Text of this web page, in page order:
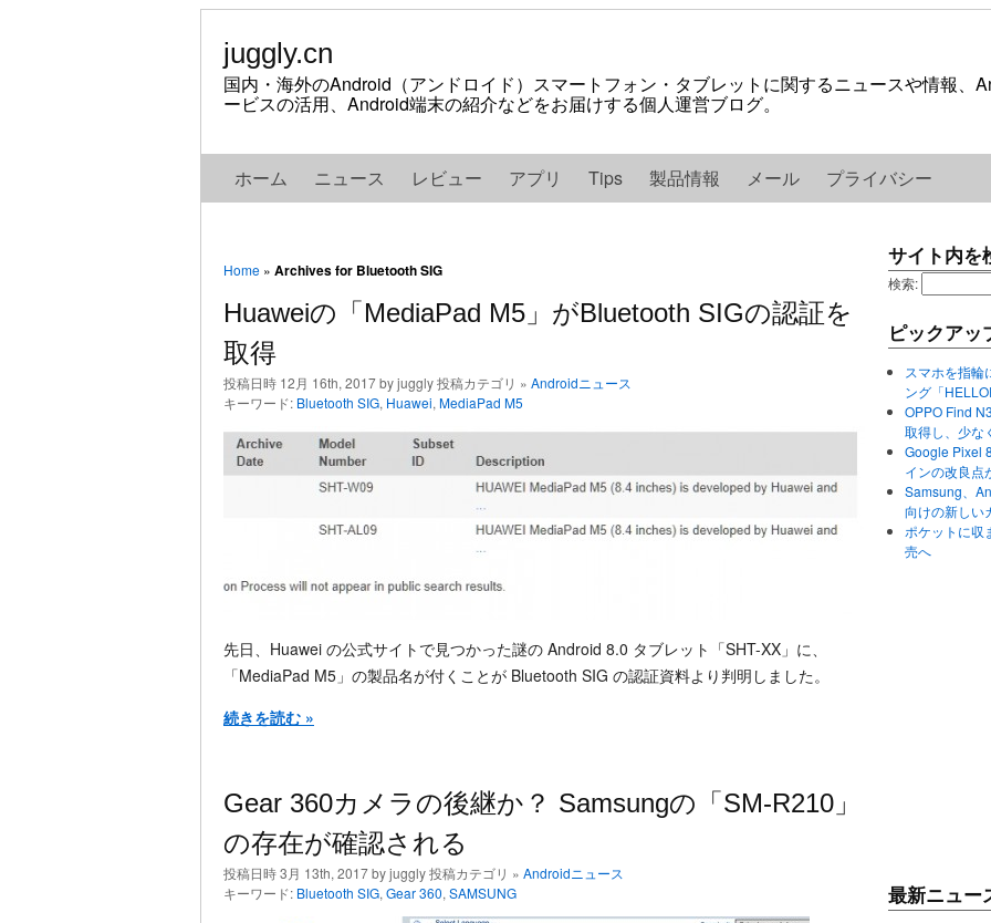
juggly.cn
国内・海外のAndroid（アンドロイド）スマートフォン・タブレットに関するニュースや情報、
ービスの活用、Android端末の紹介などをお届けする個人運営ブログ。
ホーム ニュース レビュー アプリ Tips 製品情報 メール プライバシー
Home » Archives for Bluetooth SIG
Huaweiの「MediaPad M5」がBluetooth SIGの認証を
取得
投稿日時 12月 16th, 2017 by juggly 投稿カテゴリ » Androidニュース
キーワード: Bluetooth SIG, Huawei, MediaPad M5
先日、Huawei の公式サイトで見つかった謎の Android 8.0 タブレット「SHT-XX」に、
「MediaPad M5」の製品名が付くことが Bluetooth SIG の認証資料より判明しました。
続きを読む »
Gear 360カメラの後継か？ Samsungの「SM-R210」
の存在が確認される
投稿日時 3月 13th, 2017 by juggly 投稿カテゴリ » Androidニュース
キーワード: Bluetooth SIG, Gear 360, SAMSUNG
サイト内を
検索:
ピックアッ
スマホを指輪
ング「
OPPO Find
取得し、少な
Google Pixel
インの改良点
Samsung、
向けの新しい
ポケットに収
売へ
最新ニュー